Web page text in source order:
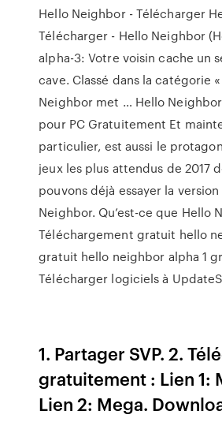
Hello Neighbor - Télécharger
Télécharger - Hello Neighbor
alpha-3: Votre voisin cache un
cave. Classé dans la catégorie
Neighbor met … Hello
pour PC Gratuitement Et
particulier, est aussi le
jeux les plus attendus de 2017
pouvons déjà essayer la
Neighbor. Qu’est-ce que Hello
Téléchargement gratuit hello
gratuit hello neighbor alpha 1
Télécharger logiciels à
1. Partager SVP. 2.
gratuitement : Lien 1:
Lien 2: Mega.